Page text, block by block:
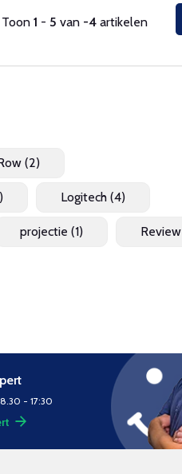
Toon 1 - 5 van -4 artikelen
(2)
Logitech (4)
projectie (1) Review
- 17:30